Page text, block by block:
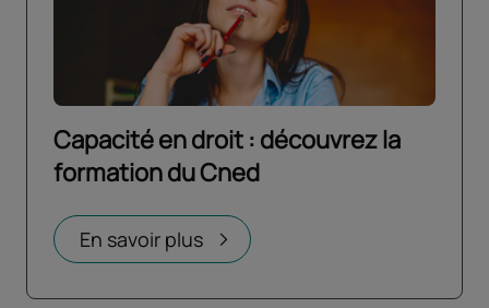
Capacité en droit : découvrez la
formation du Cned
En savoir plus